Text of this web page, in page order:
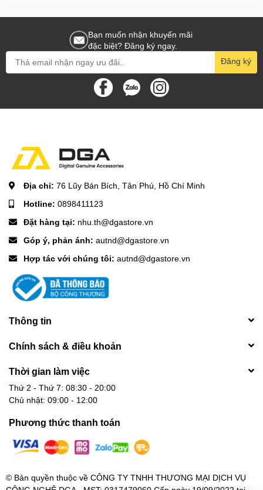
Bạn muốn nhận khuyến mãi
đặc biệt? Đăng ký ngay.
Đăng ký
Địa chỉ: 76 Lũy Bán Bích, Tân Phú, Hồ Chí Minh
Hotline: 0898411123
Đặt hàng tại: nhu.th@dgastore.vn
Góp ý, phản ánh: autnd@dgastore.vn
Hợp tác với chúng tôi: autnd@dgastore.vn
Thông tin
Chính sách & điều khoản
Thời gian làm việc
Thứ 2 - Thứ 7: 08:30 - 20:00
Chủ nhật: 09:00 - 12:00
Phương thức thanh toán
© Bản quyền thuộc về CÔNG TY TNHH THƯƠNG MẠI DỊCH VỤ